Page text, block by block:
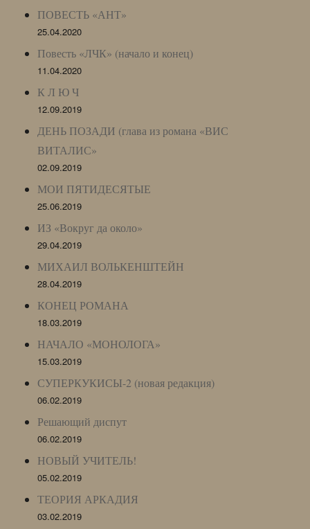
ПОВЕСТЬ «АНТ»
25.04.2020
Повесть «ЛЧК» (начало и конец)
11.04.2020
К Л Ю Ч
12.09.2019
ДЕНЬ ПОЗАДИ (глава из романа «ВИС
ВИТАЛИС»
02.09.2019
МОИ ПЯТИДЕСЯТЫЕ
25.06.2019
ИЗ «Вокруг да около»
29.04.2019
МИХАИЛ ВОЛЬКЕНШТЕЙН
28.04.2019
КОНЕЦ РОМАНА
18.03.2019
НАЧАЛО «МОНОЛОГА»
15.03.2019
СУПЕРКУКИСЫ-2 (новая редакция)
06.02.2019
Решающий диспут
06.02.2019
НОВЫЙ УЧИТЕЛЬ!
05.02.2019
ТЕОРИЯ АРКАДИЯ
03.02.2019